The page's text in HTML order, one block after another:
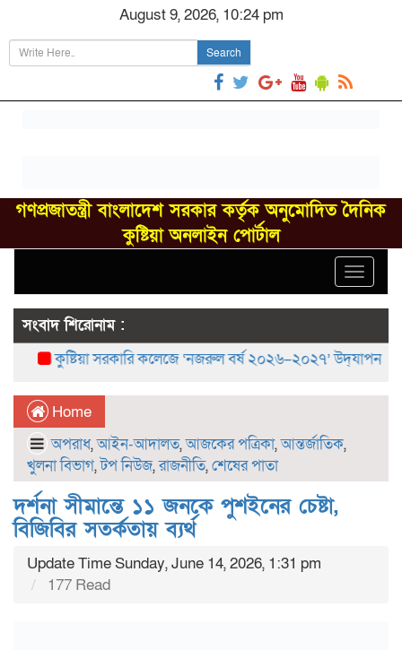
August 9, 2026, 10:24 pm
Search
গণপ্রজাতন্ত্রী বাংলাদেশ সরকার কর্তৃক অনুমোদিত দৈনিক
কুষ্টিয়া অনলাইন পোর্টাল
Toggle
সংবাদ শিরোনাম :
কুষ্টিয়া সরকারি কলেজে ‘নজরুল বর্ষ ২০২৬–২০২৭’ উদ্‌যাপন
Home
অপরাধ,আইন-আদালত,আজকের পত্রিকা,আন্তর্জাতিক,
খুলনা বিভাগ,টপ নিউজ,রাজনীতি,শেষের পাতা
দর্শনা সীমান্তে ১১ জনকে পুশইনের চেষ্টা,
বিজিবির সতর্কতায় ব্যর্থ
Update Time Sunday, June 14, 2026, 1:31 pm
177 Read